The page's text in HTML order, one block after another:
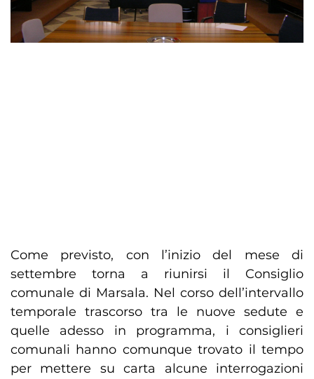
Come previsto, con l’inizio del mese di
settembre torna a riunirsi il Consiglio
comunale di Marsala. Nel corso dell’intervallo
temporale trascorso tra le nuove sedute e
quelle adesso in programma, i consiglieri
comunali hanno comunque trovato il tempo
per mettere su carta alcune interrogazioni